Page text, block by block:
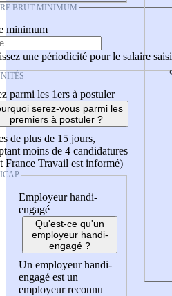
BRUT MINIMUM
minimum
une périodicité pour le salaire saisi
parmi les 1ers à postuler
serez-vous parmi les
premiers à postuler ?
de plus de 15 jours,
moins de 4 candidatures
France Travail est informé)
Employeur handi-
engagé
Qu'est-ce qu'un
employeur handi-
engagé ?
Un employeur handi-
engagé est un
employeur reconnu